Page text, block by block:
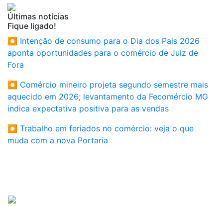
Últimas notícias
Fique ligado!
⏺ Intenção de consumo para o Dia dos Pais 2026
aponta oportunidades para o comércio de Juiz de
Fora
⏺ Comércio mineiro projeta segundo semestre mais
aquecido em 2026; levantamento da Fecomércio MG
indica expectativa positiva para as vendas
⏺ Trabalho em feriados no comércio: veja o que
muda com a nova Portaria